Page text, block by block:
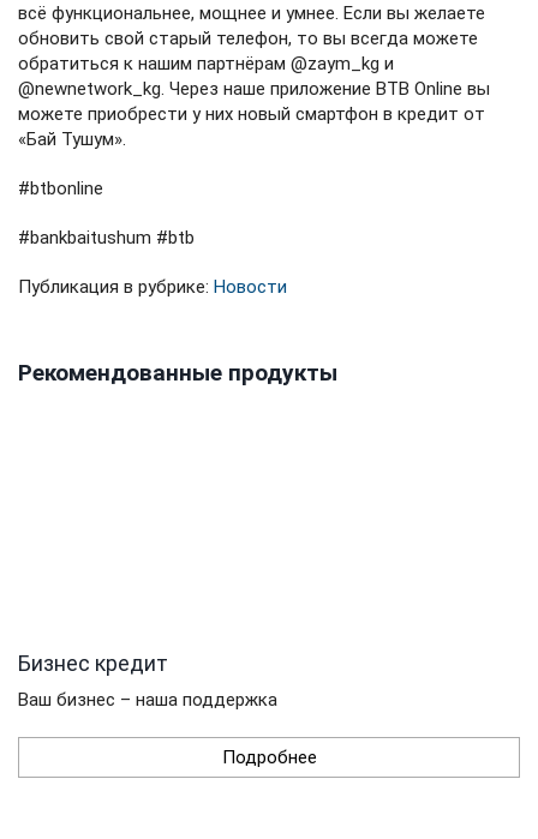
всё функциональнее, мощнее и умнее. Если вы желаете
обновить свой старый телефон, то вы всегда можете
обратиться к нашим партнёрам @zaym_kg и
@newnetwork_kg. Через наше приложение BTB Online вы
можете приобрести у них новый смартфон в кредит от
«Бай Тушум».⁣⁣⠀
#btbonline⁣⁣⠀
#bankbaitushum #btb
Публикация в рубрике: Новости
Рекомендованные продукты
Бизнес кредит
Ваш бизнес – наша поддержка
Подробнее